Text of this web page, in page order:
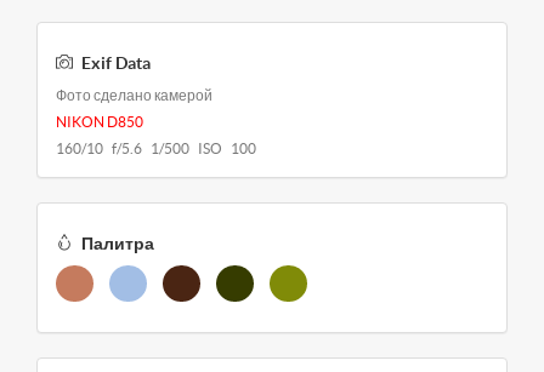
Exif Data
Фото сделано камерой
NIKON D850
160/10 f/5.6 1/500 ISO 100
Палитра